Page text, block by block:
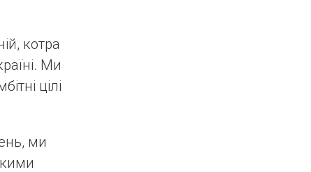
котра
Ми
цілі
ми